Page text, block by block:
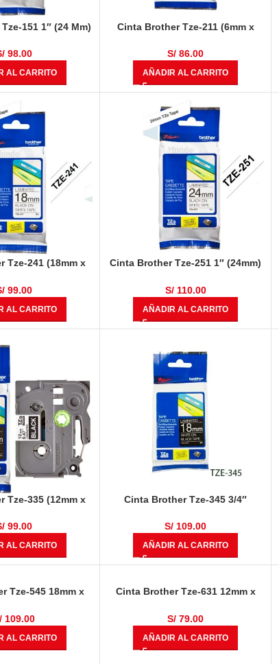
151 1″ (24 Mm)
98.00
AL CARRITO
Cinta Brother Tze-211 (6mm x
Blanco
S/ 86.00
AÑADIR AL CARRITO
Tze-241 (18mm x
99.00
AL CARRITO
Cinta Brother Tze-251 1″ (24mm)
S/110.00
AÑADIR AL CARRITO
Tze-335 (12mm x
99.00
AL CARRITO
Cinta Brother Tze-345 3/4″
S/ 109.00
AÑADIR AL CARRITO
Tze-545 18mm x
109.00
AL CARRITO
Cinta Brother Tze-631 12mm x
S/ 79.00
AÑADIR AL CARRITO